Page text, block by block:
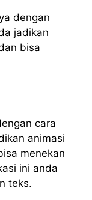
dengan
jadikan
bisa
cara
animasi
menekan
ini anda
teks.